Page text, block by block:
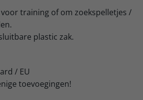
training of om zoekspelletjes /
plastic zak.
/ EU
toevoegingen!